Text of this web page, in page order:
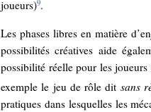
joueurs)9.
Les phases libres en matière
possibilités créatives aide
possibilité réelle pour les joueurs
exemple le jeu de rôle dit sans
pratiques dans lesquelles les